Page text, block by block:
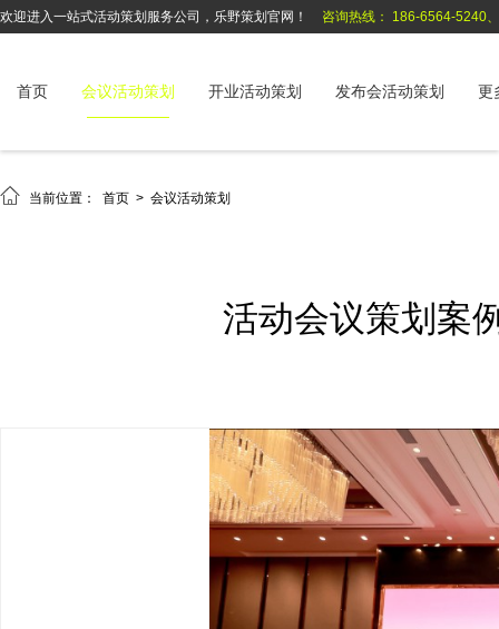
欢迎进入一站式活动策划服务公司，乐野策划官网！ 咨询热线： 186-6564-5240
首页 会议活动策划 开业活动策划 发布会活动策划 更
 当前位置： 首页 > 会议活动策划
活动会议策划案